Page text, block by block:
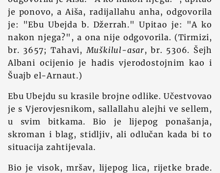
je ponovo, a Aiša, radijallahu anha, odgovorila
je: "Ebu Ubejda b. Džerrah." Upitao je: "A ko
nakon njega?", a ona nije odgovorila. (Tirmizi,
br. 3657; Tahavi,Muškilul-asar, br. 5306. Šejh
Albani ocijenio je hadis vjerodostojnim kao i
Šuajb el-Arnaut.)
Ebu Ubejdu su krasile brojne odlike. Učestvovao
je s Vjerovjesnikom, sallallahu alejhi ve sellem,
u svim bitkama. Bio je lijepog ponašanja,
skroman i blag, stidljiv, ali odlučan kada bi to
situacija zahtijevala.
Bio je visok, mršav, lijepog lica, rijetke brade.